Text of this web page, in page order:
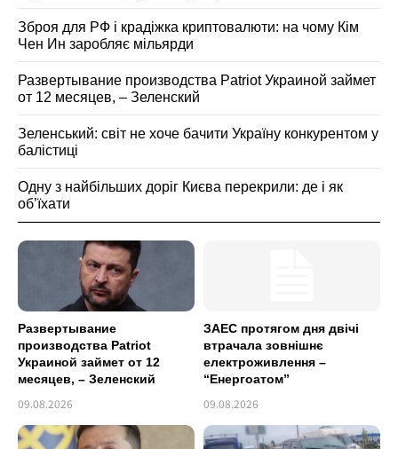
Развертывание
производства Patriot
Украиной займет от 12
месяцев, – Зеленский
09.08.2026
ЗАЕС протягом дня двічі
втрачала зовнішнє
електроживлення –
“Енергоатом”
09.08.2026
Зброя для РФ і крадіжка криптовалюти: на чому Кім
Чен Ин заробляє мільярди
Развертывание производства Patriot Украиной займет
от 12 месяцев, – Зеленский
Зеленський: світ не хоче бачити Україну конкурентом у
балістиці
Одну з найбільших доріг Києва перекрили: де і як
об’їхати